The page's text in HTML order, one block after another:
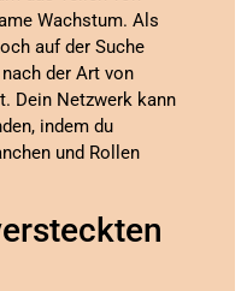
Wachstum. Als
auf der Suche
der Art von
Dein Netzwerk kann
indem du
und Rollen